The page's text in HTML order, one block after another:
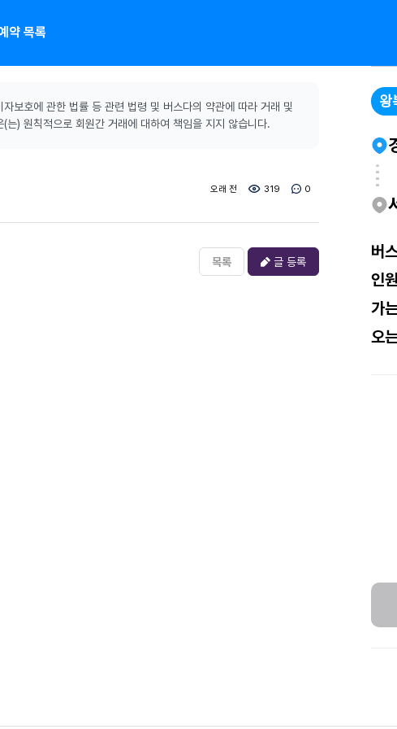
약 목록
버
인
가
오
보호에 관한 법률 등 관련 법령 및 버스다의 약관에 따라 거래 및
) 원칙적으로 회원간 거래에 대하여 책임을 지지 않습니다.
오래 전 319 0
목록 글 등록